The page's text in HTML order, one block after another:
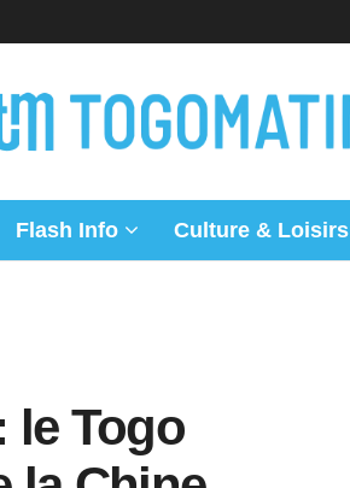
Flash Info Culture & Loisirs
le Togo